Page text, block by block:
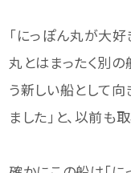
「にっぽん丸が大
丸とはまったく別
う新しい船として
ました」と、以前も